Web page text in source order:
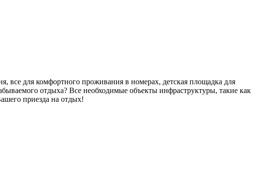
для комфортного проживания в номерах, детская площадка для
отдыха? Все необходимые объекты инфраструктуры, такие как
приезда на отдых!